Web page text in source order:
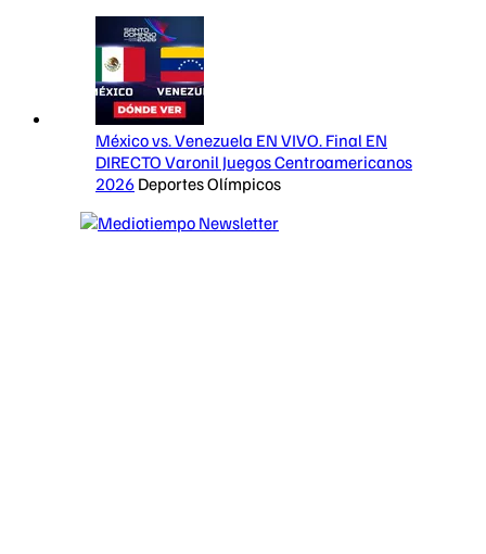
México vs. Venezuela EN VIVO. Final EN
DIRECTO Varonil Juegos Centroamericanos
2026 Deportes Olímpicos